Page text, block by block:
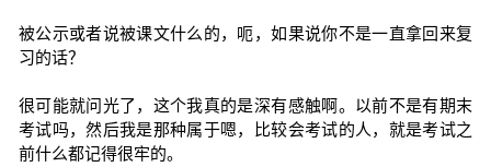
被公示或者说被课文什么的，呃，如果说你不是一直拿回来复
习的话？
很可能就问光了，这个我真的是深有感触啊。以前不是有期末
考试吗，然后我是那种属于嗯，比较会考试的人，就是考试之
前什么都记得很牢的。